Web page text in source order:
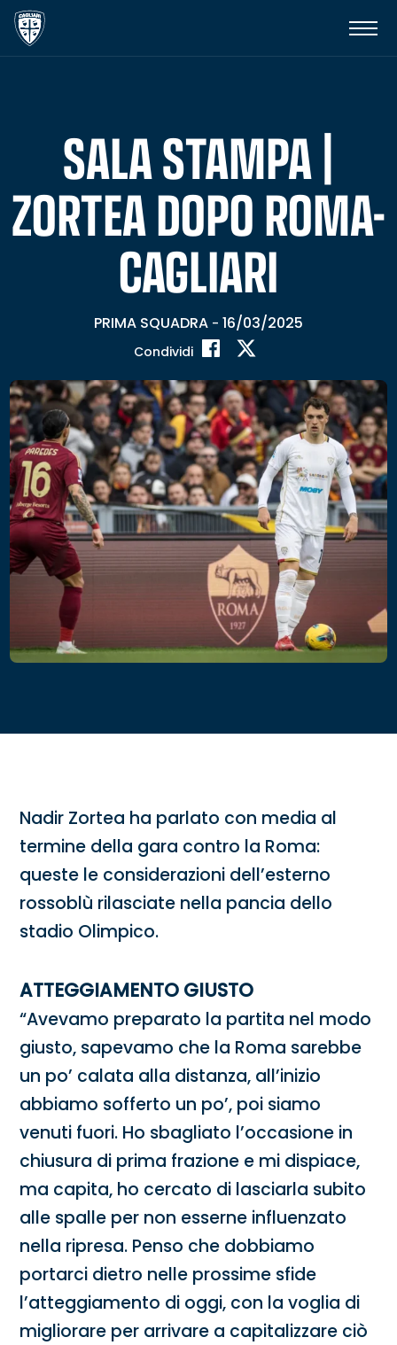
SALA STAMPA |
ZORTEA DOPO ROMA-
CAGLIARI
PRIMA SQUADRA - 16/03/2025
Condividi
Nadir Zortea ha parlato con media al
termine della gara contro la Roma:
queste le considerazioni dell’esterno
rossoblù rilasciate nella pancia dello
stadio Olimpico.
ATTEGGIAMENTO GIUSTO
“Avevamo preparato la partita nel modo
giusto, sapevamo che la Roma sarebbe
un po’ calata alla distanza, all’inizio
abbiamo sofferto un po’, poi siamo
venuti fuori. Ho sbagliato l’occasione in
chiusura di prima frazione e mi dispiace,
ma capita, ho cercato di lasciarla subito
alle spalle per non esserne influenzato
nella ripresa. Penso che dobbiamo
portarci dietro nelle prossime sfide
l’atteggiamento di oggi, con la voglia di
migliorare per arrivare a capitalizzare ciò